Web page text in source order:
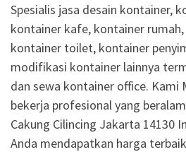
Spesialis jasa desain kontainer,
kontainer kafe, kontainer
kontainer toilet, kontainer
modifikasi kontainer lainnya
dan sewa kontainer office. Kami
bekerja profesional yang
Cakung Cilincing Jakarta 14130
Anda mendapatkan harga